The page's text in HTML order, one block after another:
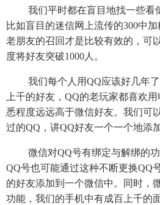
我们平时都在盲目地找一些看似
比如盲目的迷信网上流传的300中
老朋友的召回才是比较有效的，可
度将好友突破1000人。
我们每个人用QQ应该好几年了
上千的好友，QQ的老玩家都喜欢
悉程度远远高于微信好友。我们可
过的QQ，讲QQ好友一个一个地添
微信对QQ号有绑定与解绑的功
QQ号也可能通过这种不断更换QQ
的好友添加到一个微信中。同时，
功能，我们的手机中有成百上千的